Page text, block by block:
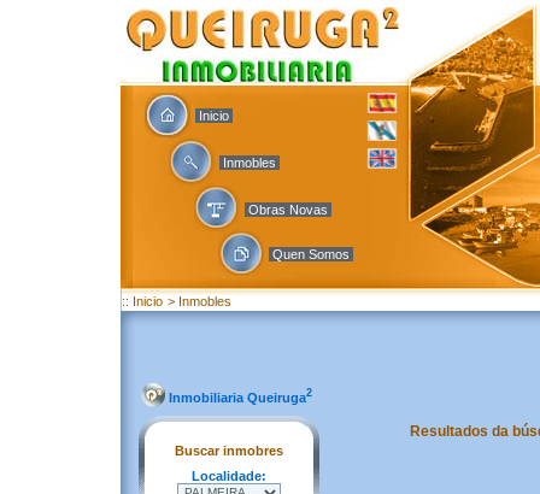
Inicio
Inmobles
Obras Novas
Quen Somos
:: Inicio > Inmobles
Inmobiliaria Queiruga2
Buscar inmobres
Localidade:
Resultados da